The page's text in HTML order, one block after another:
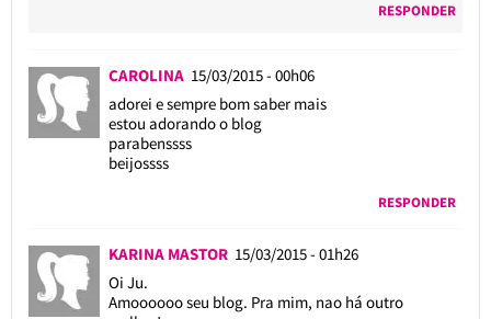
RESPONDER
CAROLINA 15/03/2015 - 00h06
adorei e sempre bom saber mais
estou adorando o blog
parabenssss
beijossss
RESPONDER
KARINA MASTOR 15/03/2015 - 01h26
Oi Ju.
Amoooooo seu blog. Pra mim, nao há outro